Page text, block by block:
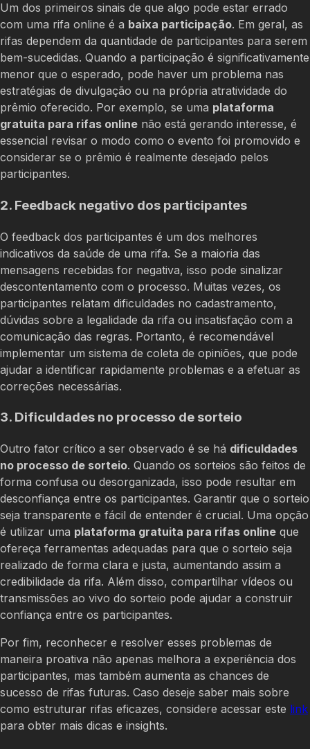
Um dos primeiros sinais de que algo pode estar errado
com uma rifa online é a baixa participação. Em geral, as
rifas dependem da quantidade de participantes para serem
bem-sucedidas. Quando a participação é significativamente
menor que o esperado, pode haver um problema nas
estratégias de divulgação ou na própria atratividade do
prêmio oferecido. Por exemplo, se uma plataforma
gratuita para rifas online não está gerando interesse, é
essencial revisar o modo como o evento foi promovido e
considerar se o prêmio é realmente desejado pelos
participantes.
2. Feedback negativo dos participantes
O feedback dos participantes é um dos melhores
indicativos da saúde de uma rifa. Se a maioria das
mensagens recebidas for negativa, isso pode sinalizar
descontentamento com o processo. Muitas vezes, os
participantes relatam dificuldades no cadastramento,
dúvidas sobre a legalidade da rifa ou insatisfação com a
comunicação das regras. Portanto, é recomendável
implementar um sistema de coleta de opiniões, que pode
ajudar a identificar rapidamente problemas e a efetuar as
correções necessárias.
3. Dificuldades no processo de sorteio
Outro fator crítico a ser observado é se há dificuldades
no processo de sorteio. Quando os sorteios são feitos de
forma confusa ou desorganizada, isso pode resultar em
desconfiança entre os participantes. Garantir que o sorteio
seja transparente e fácil de entender é crucial. Uma opção
é utilizar uma plataforma gratuita para rifas online que
ofereça ferramentas adequadas para que o sorteio seja
realizado de forma clara e justa, aumentando assim a
credibilidade da rifa. Além disso, compartilhar vídeos ou
transmissões ao vivo do sorteio pode ajudar a construir
confiança entre os participantes.
Por fim, reconhecer e resolver esses problemas de
maneira proativa não apenas melhora a experiência dos
participantes, mas também aumenta as chances de
sucesso de rifas futuras. Caso deseje saber mais sobre
como estruturar rifas eficazes, considere acessar este link
para obter mais dicas e insights.